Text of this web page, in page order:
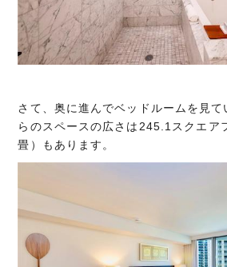
さて、奥に進んでベッドルームを見て
らのスペースの広さは245.1スクエア
畳）もあります。